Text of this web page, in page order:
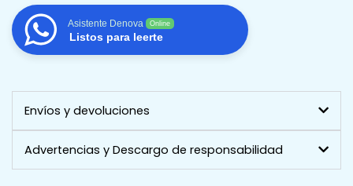
cantidad
Asistente Denova Online
Listos para leerte
Envíos y devoluciones
Advertencias y Descargo de responsabilidad